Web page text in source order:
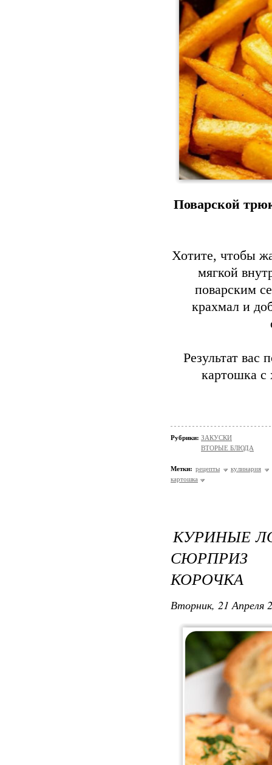
Поварской
Хотите, чтобы
мягкой
поварским
крахмал и
Результат вас
картошка с
Рубрики: ЗАКУСКИ
ВТОРЫЕ БЛЮДА
Метки: рецепты
кулинария
картошка
КУРИНЫЕ
КОРОЧКА
Вторник, 21 Апреля